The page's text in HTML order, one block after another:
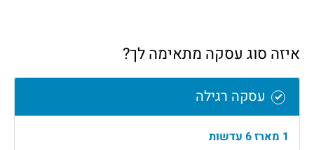
איזה סוג עסקה מתאימה לך?
עסקה רגילה
1 מארז 6 עדשות